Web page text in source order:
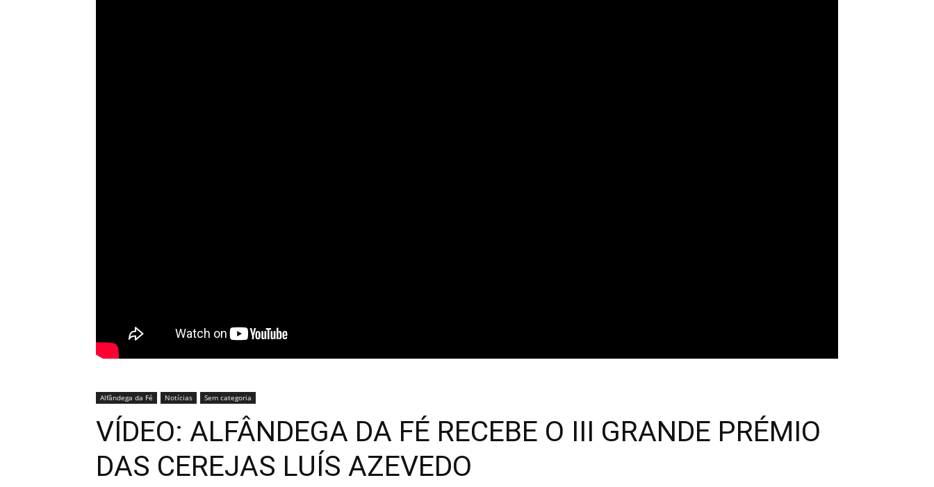
Alfândega da Fé Notícias Sem categoria
VÍDEO: ALFÂNDEGA DA FÉ RECEBE O III GRANDE PRÉMIO
DAS CEREJAS LUÍS AZEVEDO